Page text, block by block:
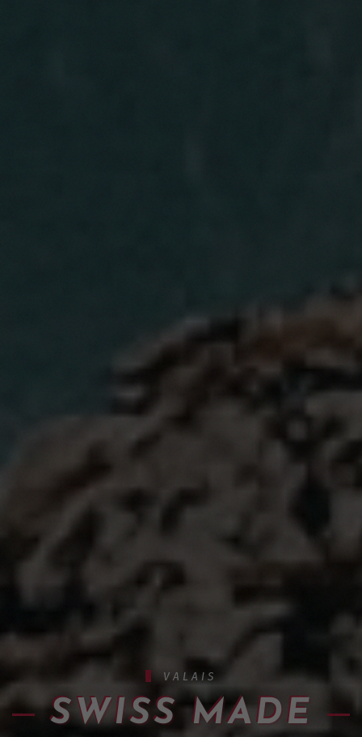
VALAIS
SWISS MADE